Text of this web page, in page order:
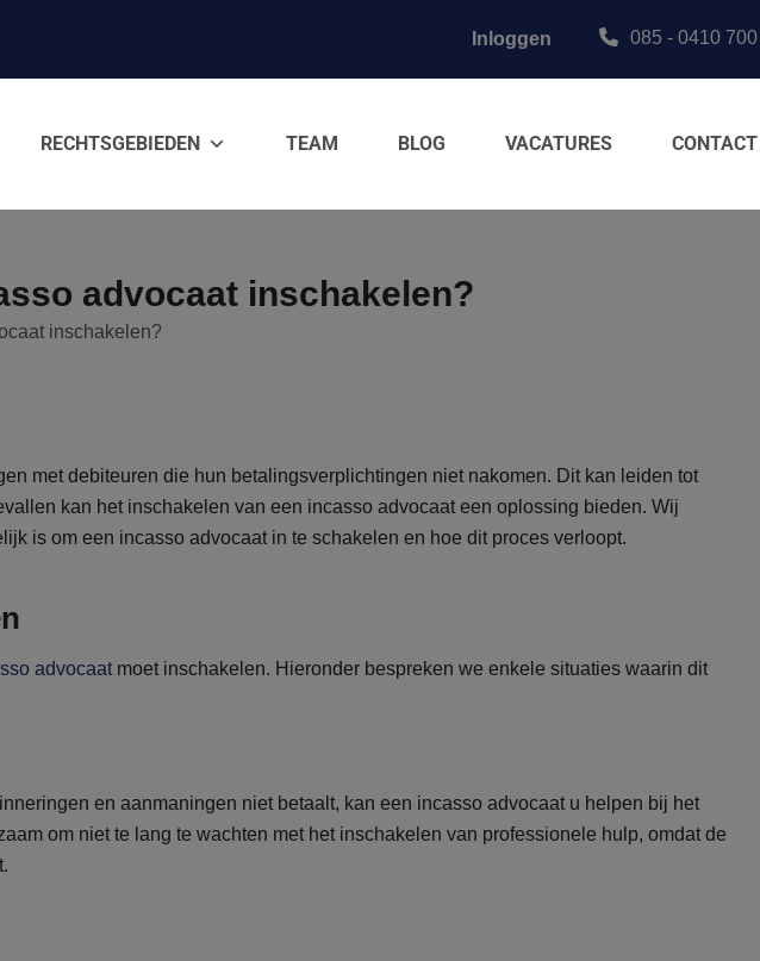
Inloggen 085 - 0410 700
RECHTSGEBIEDEN TEAM BLOG VACATURES CONTACT
advocaat inschakelen?
inschakelen?
met debiteuren die hun betalingsverplichtingen niet nakomen. Dit kan leiden tot
kan het inschakelen van een incasso advocaat een oplossing bieden. Wij
is om een incasso advocaat in te schakelen en hoe dit proces verloopt.
advocaat moet inschakelen. Hieronder bespreken we enkele situaties waarin dit
en aanmaningen niet betaalt, kan een incasso advocaat u helpen bij het
om niet te lang te wachten met het inschakelen van professionele hulp, omdat de